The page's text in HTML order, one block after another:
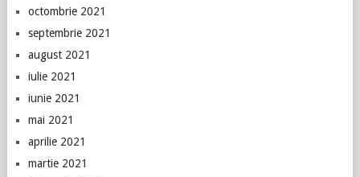
octombrie 2021
septembrie 2021
august 2021
iulie 2021
iunie 2021
mai 2021
aprilie 2021
martie 2021